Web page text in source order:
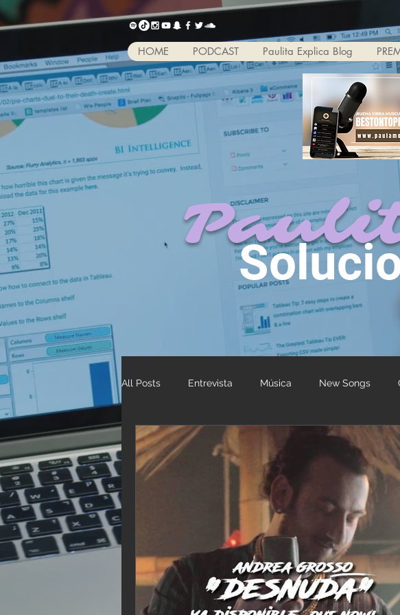
HOME PODCAST Paulita Explica Blog
All Posts Entrevista Música New Songs
Your Community Titulares Informativos